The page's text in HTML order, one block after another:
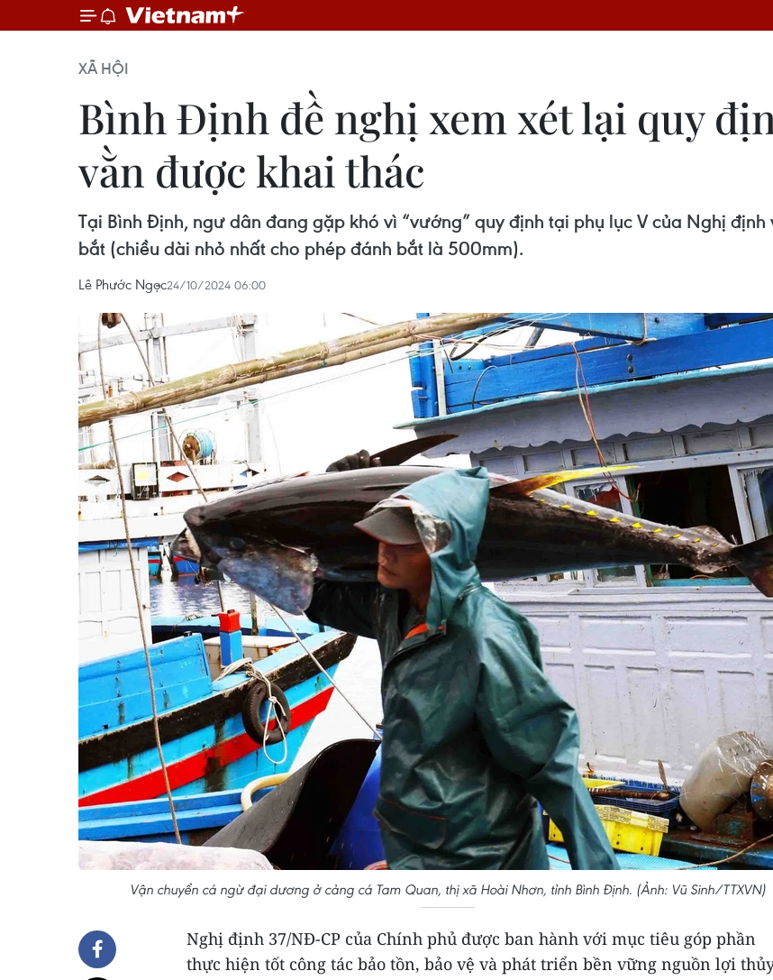
XÃ HỘI
Bình Định đề nghị xem xét lại quy
vằn được khai thác
Tại Bình Định, ngư dân đang gặp khó vì “vướng” quy định tại phụ lục V của Nghị
bắt (chiều dài nhỏ nhất cho phép đánh bắt là 500mm).
Lê Phước Ngọc24/10/2024 06:00
Vận chuyển cá ngừ đại dương ở cảng cá Tam Quan, thị xã Hoài Nhơn, tỉnh Bình Định. (Ảnh: Vũ Sinh/TTXVN)
Nghị định 37/NĐ-CP của Chính phủ được ban hành với mục tiêu góp phần
thực hiện tốt công tác bảo tồn, bảo vệ và phát triển bền vững nguồn lợi